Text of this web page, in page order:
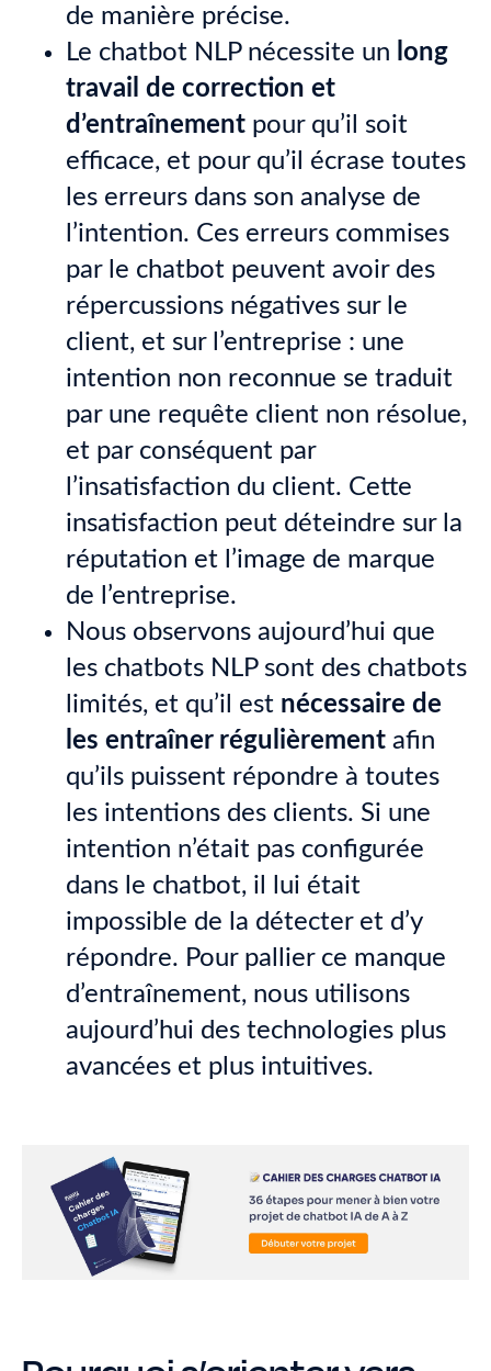
de manière précise.
Le chatbot NLP nécessite un long
travail de correction et
d’entraînement pour qu’il soit
efficace, et pour qu’il écrase toutes
les erreurs dans son analyse de
l’intention. Ces erreurs commises
par le chatbot peuvent avoir des
répercussions négatives sur le
client, et sur l’entreprise : une
intention non reconnue se traduit
par une requête client non résolue,
et par conséquent par
l’insatisfaction du client. Cette
insatisfaction peut déteindre sur la
réputation et l’image de marque
de l’entreprise.
Nous observons aujourd’hui que
les chatbots NLP sont des chatbots
limités, et qu’il est nécessaire de
les entraîner régulièrement afin
qu’ils puissent répondre à toutes
les intentions des clients. Si une
intention n’était pas configurée
dans le chatbot, il lui était
impossible de la détecter et d’y
répondre. Pour pallier ce manque
d’entraînement, nous utilisons
aujourd’hui des technologies plus
avancées et plus intuitives.